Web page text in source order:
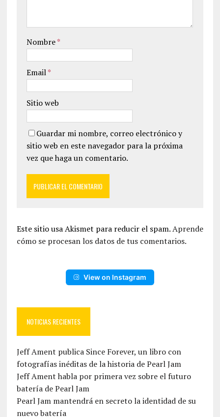
Nombre*
Email*
Sitio web
Guardar mi nombre, correo electrónico y
sitio web en este navegador para la próxima
vez que haga un comentario.
Este sitio usa Akismet para reducir el spam.Aprende
cómo se procesan los datos de tus comentarios.
View on Instagram
NOTICIAS RECIENTES
Jeff Ament publica Since Forever, un libro con
fotografías inéditas de la historia de Pearl Jam
Jeff Ament habla por primera vez sobre el futuro
batería de Pearl Jam
Pearl Jam mantendrá en secreto la identidad de su
nuevo batería